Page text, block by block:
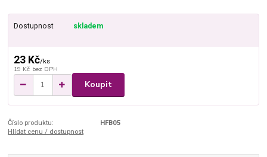
Dostupnost skladem
23 Kč/ks
19 Kč bez DPH
Koupit
Číslo produktu:
HFB05
Hlídat cenu / dostupnost